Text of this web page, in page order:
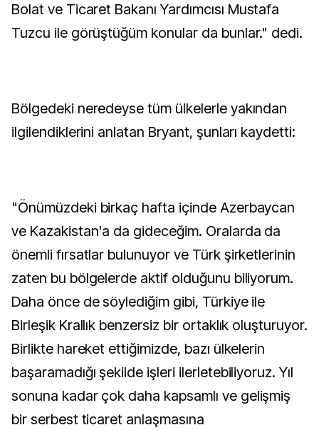
Bolat ve Ticaret Bakanı Yardımcısı Mustafa
Tuzcu ile görüştüğüm konular da bunlar." dedi.
Bölgedeki neredeyse tüm ülkelerle yakından
ilgilendiklerini anlatan Bryant, şunları kaydetti:
"Önümüzdeki birkaç hafta içinde Azerbaycan
ve Kazakistan'a da gideceğim. Oralarda da
önemli fırsatlar bulunuyor ve Türk şirketlerinin
zaten bu bölgelerde aktif olduğunu biliyorum.
Daha önce de söylediğim gibi, Türkiye ile
Birleşik Krallık benzersiz bir ortaklık oluşturuyor.
Birlikte hareket ettiğimizde, bazı ülkelerin
başaramadığı şekilde işleri ilerletebiliyoruz. Yıl
sonuna kadar çok daha kapsamlı ve gelişmiş
bir serbest ticaret anlaşmasına